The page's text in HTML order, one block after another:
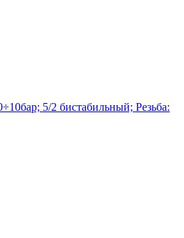
5/2 бистабильный; Резьба: